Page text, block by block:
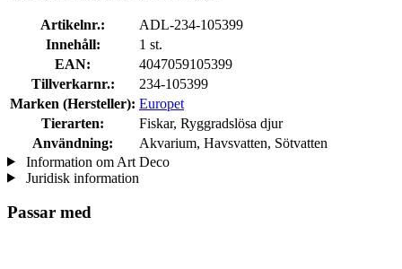
Artikelnr.:
ADL-234-105399
Innehåll:
1 st.
EAN:
4047059105399
Tillverkarnr.:
234-105399
Marken (Hersteller): Europet
Tierarten:
Fiskar, Ryggradslösa djur
Användning:
Akvarium, Havsvatten, Sötvatten
Information om Art Deco
Juridisk information
Passar med